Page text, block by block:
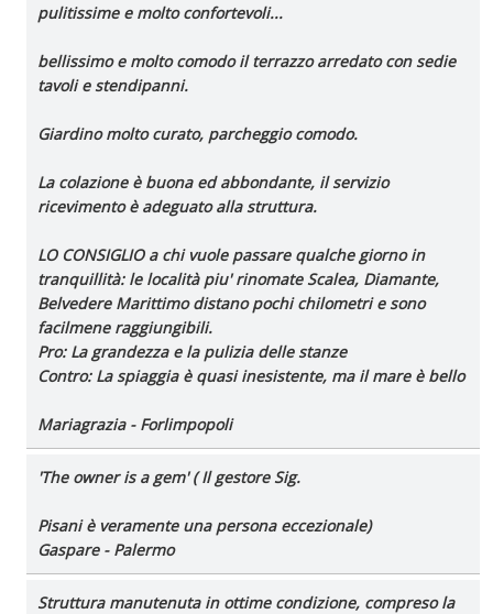
pulitissime e molto confortevoli...
bellissimo e molto comodo il terrazzo arredato con sedie
tavoli e stendipanni.
Giardino molto curato, parcheggio comodo.
La colazione è buona ed abbondante, il servizio
ricevimento è adeguato alla struttura.
LO CONSIGLIO a chi vuole passare qualche giorno in
tranquillità: le località piu' rinomate Scalea, Diamante,
Belvedere Marittimo distano pochi chilometri e sono
facilmene raggiungibili.
Pro: La grandezza e la pulizia delle stanze
Contro: La spiaggia è quasi inesistente, ma il mare è bello
Mariagrazia - Forlimpopoli
'The owner is a gem' ( Il gestore Sig.
Pisani è veramente una persona eccezionale)
Gaspare - Palermo
Struttura manutenuta in ottime condizione, compreso la